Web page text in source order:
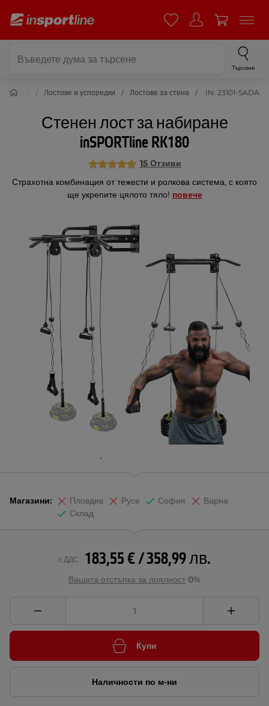
Търсене
тялото Лостове и успоредки Лостове за стена IN: 23101-SADA
Стенен лост за набиране
inSPORTline RK180
15 Отзиви
Страхотна комбинация от тежести и ролкова система, с която
ще укрепите цялото тяло! повече
Магазини: Пловдив Русе София
Варна
Склад
183,55 € / 358,99 лв.
с ДДС
Вашата отстъпка за лоялност 0%
Купи
Наличности по м-ни